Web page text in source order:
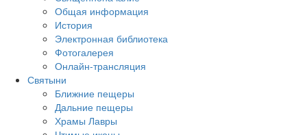
Общая информация
История
Электронная библиотека
Фотогалерея
Онлайн-трансляция
Святыни
Ближние пещеры
Дальние пещеры
Храмы Лавры